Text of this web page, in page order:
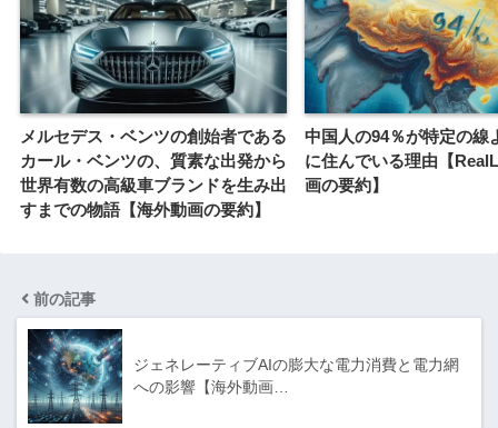
メルセデス・ベンツの創始者である
カール・ベンツの、質素な出発から
世界有数の高級車ブランドを生み出
すまでの物語【海外動画の要約】
中国人の94％が特定の線
に住んでいる理由【
画の要約】
前の記事
ジェネレーティブAIの膨大な電力消費と電力網
への影響【海外動画…